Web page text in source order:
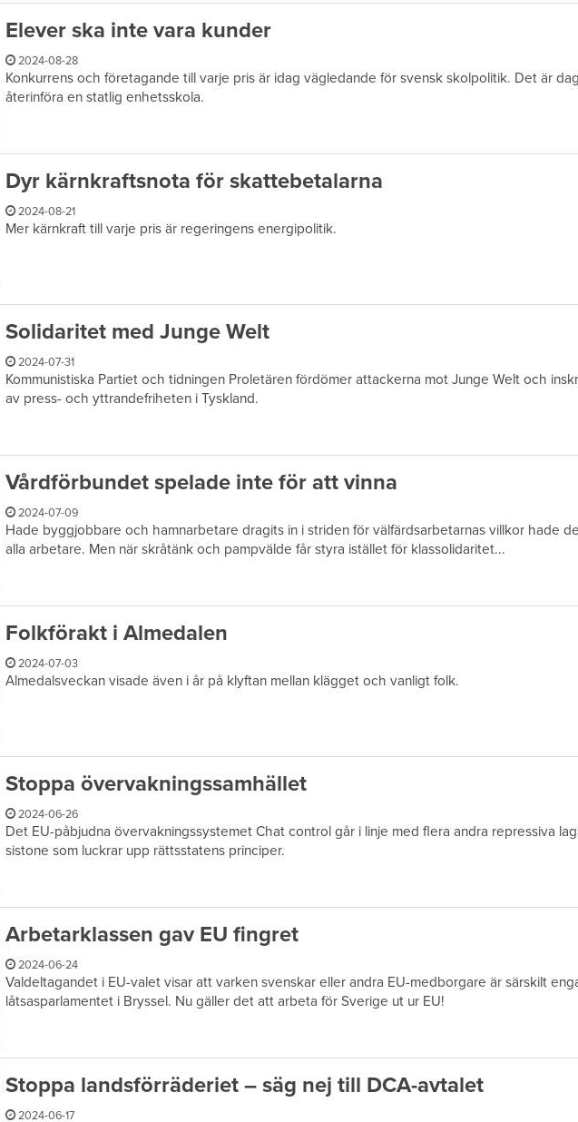
Elever ska inte vara kunder
2024-08-28
Konkurrens och företagande till varje pris är idag vägledande för svensk skolpolitik. Det är
återinföra en statlig enhetsskola.
Dyr kärnkraftsnota för skattebetalarna
2024-08-21
Mer kärnkraft till varje pris är regeringens energipolitik.
Solidaritet med Junge Welt
2024-07-31
Kommunistiska Partiet och tidningen Proletären fördömer attackerna mot Junge Welt och
av press- och yttrandefriheten i Tyskland.
Vårdförbundet spelade inte för att vinna
2024-07-09
Hade byggjobbare och hamnarbetare dragits in i striden för välfärdsarbetarnas villkor hade
alla arbetare. Men när skråtänk och pampvälde får styra istället för klassolidaritet...
Folkförakt i Almedalen
2024-07-03
Almedalsveckan visade även i år på klyftan mellan klägget och vanligt folk.
Stoppa övervakningssamhället
2024-06-26
Det EU-påbjudna övervakningssystemet Chat control går i linje med flera andra repressiva
sistone som luckrar upp rättsstatens principer.
Arbetarklassen gav EU fingret
2024-06-24
Valdeltagandet i EU-valet visar att varken svenskar eller andra EU-medborgare är särskilt
låtsasparlamentet i Bryssel. Nu gäller det att arbeta för Sverige ut ur EU!
Stoppa landsförräderiet – säg nej till DCA-avtalet
2024-06-17